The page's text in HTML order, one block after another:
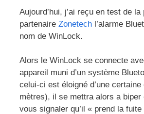
Aujourd’hui, j’ai reçu en test de
partenaire Zonetech l’alarme
nom de WinLock.
Alors le WinLock se connecte
appareil muni d’un système
celui-ci est éloigné d’une
mètres), il se mettra alors a biper
vous signaler qu’il « prend la fuite